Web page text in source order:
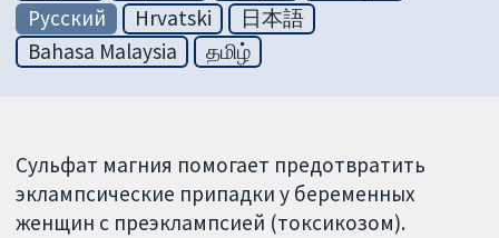
Русский
Hrvatski
日本語
Bahasa Malaysia
தமிழ்
Сульфат магния помогает предотвратить
эклампсические припадки у беременных
женщин с преэклампсией (токсикозом).